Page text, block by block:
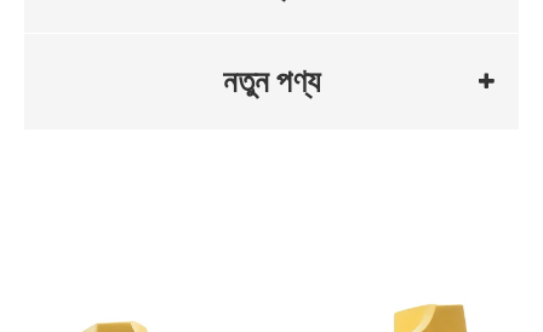
নতুন পণ্য